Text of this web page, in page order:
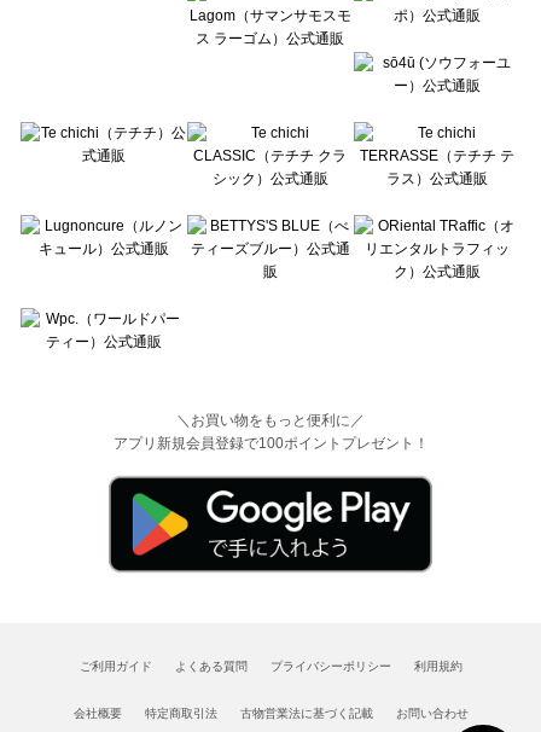
＼お買い物をもっと便利に／
アプリ新規会員登録で100ポイントプレゼント！
ご利用ガイド よくある質問 プライバシーポリシー 利用規約
会社概要 特定商取引法 古物営業法に基づく記載 お問い合わせ